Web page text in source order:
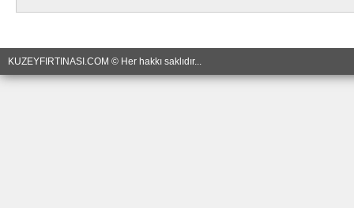
KUZEYFIRTINASI.COM © Her hakkı saklıdır...